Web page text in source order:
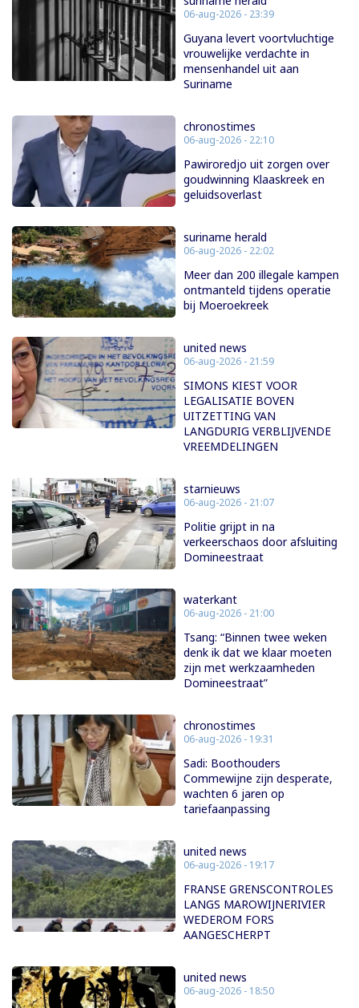
06-aug-2026 - 23:39
Guyana levert voortvluchtige
vrouwelijke verdachte in
mensenhandel uit aan
Suriname
chronostimes
06-aug-2026 - 22:10
Pawiroredjo uit zorgen over
goudwinning Klaaskreek en
geluidsoverlast
suriname herald
06-aug-2026 - 22:02
Meer dan 200 illegale kampen
ontmanteld tijdens operatie
bij Moeroekreek
united news
06-aug-2026 - 21:59
SIMONS KIEST VOOR
LEGALISATIE BOVEN
UITZETTING VAN
LANGDURIG VERBLIJVENDE
VREEMDELINGEN
starnieuws
06-aug-2026 - 21:07
Politie grijpt in na
verkeerschaos door afsluiting
Domineestraat
waterkant
06-aug-2026 - 21:00
Tsang: “Binnen twee weken
denk ik dat we klaar moeten
zijn met werkzaamheden
Domineestraat”
chronostimes
06-aug-2026 - 19:31
Sadi: Boothouders
Commewijne zijn desperate,
wachten 6 jaren op
tariefaanpassing
united news
06-aug-2026 - 19:17
FRANSE GRENSCONTROLES
LANGS MAROWIJNERIVIER
WEDEROM FORS
AANGESCHERPT
united news
06-aug-2026 - 18:50